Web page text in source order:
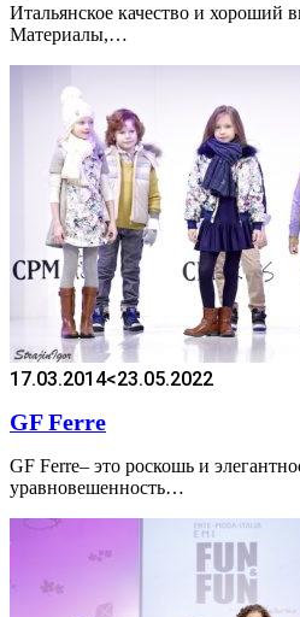
Итальянское качество и хороший
Материалы,…
17.03.2014<23.05.2022
GF Ferre
GF Ferre– это роскошь и
уравновешенность…